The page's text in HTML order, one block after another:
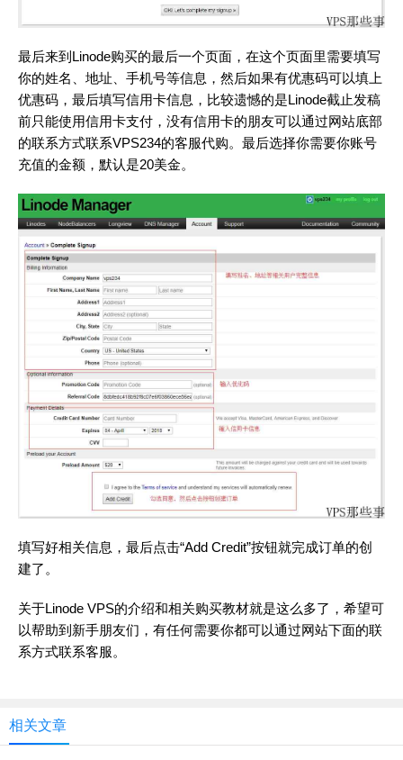
最后来到Linode购买的最后一个页面，在这个页面里需要填写
你的姓名、地址、手机号等信息，然后如果有优惠码可以填上
优惠码，最后填写信用卡信息，比较遗憾的是Linode截止发稿
前只能使用信用卡支付，没有信用卡的朋友可以通过网站底部
的联系方式联系VPS234的客服代购。最后选择你需要你账号
充值的金额，默认是20美金。
填写好相关信息，最后点击“Add Credit”按钮就完成订单的创
建了。
关于Linode VPS的介绍和相关购买教材就是这么多了，希望可
以帮助到新手朋友们，有任何需要你都可以通过网站下面的联
系方式联系客服。
相关文章